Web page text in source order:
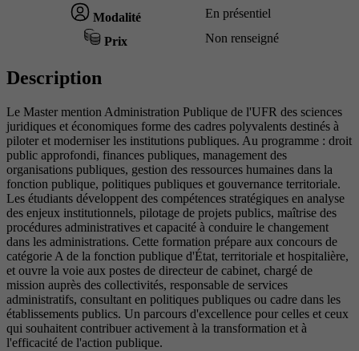
Modalité En présentiel
Prix Non renseigné
Description
Le Master mention Administration Publique de l'UFR des sciences
juridiques et économiques forme des cadres polyvalents destinés à
piloter et moderniser les institutions publiques. Au programme : droit
public approfondi, finances publiques, management des
organisations publiques, gestion des ressources humaines dans la
fonction publique, politiques publiques et gouvernance territoriale.
Les étudiants développent des compétences stratégiques en analyse
des enjeux institutionnels, pilotage de projets publics, maîtrise des
procédures administratives et capacité à conduire le changement
dans les administrations. Cette formation prépare aux concours de
catégorie A de la fonction publique d'État, territoriale et hospitalière,
et ouvre la voie aux postes de directeur de cabinet, chargé de
mission auprès des collectivités, responsable de services
administratifs, consultant en politiques publiques ou cadre dans les
établissements publics. Un parcours d'excellence pour celles et ceux
qui souhaitent contribuer activement à la transformation et à
l'efficacité de l'action publique.